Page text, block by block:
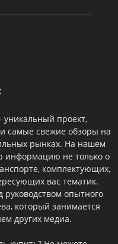
уникальный проект,
самые свежие обзоры на
рынках. На нашем
информацию не только о
комплектующих,
вас тематик.
руководством опытного
который занимается
других медиа.